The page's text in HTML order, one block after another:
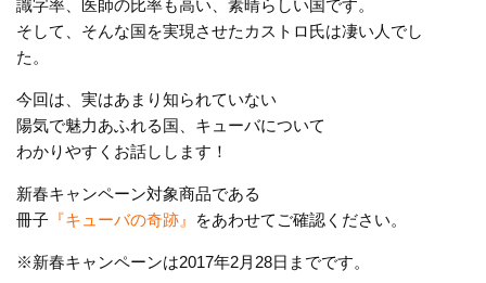
識字率、医師の比率も高い、素晴らしい国です。
そして、そんな国を実現させたカストロ氏は凄い人でし
た。
今回は、実はあまり知られていない
陽気で魅力あふれる国、キューバについて
わかりやすくお話しします！
新春キャンペーン対象商品である
冊子 『キューバの奇跡』 をあわせてご確認ください。
※新春キャンペーンは2017年2月28日までです。